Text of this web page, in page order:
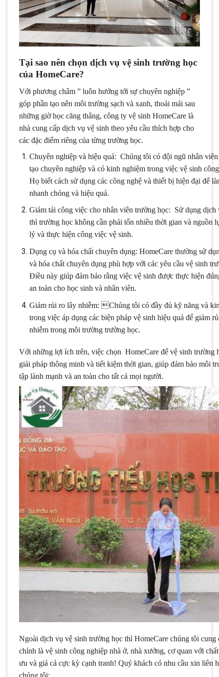
Tại sao nên chọn dịch vụ vệ sinh trường học
của HomeCare?
Với phương châm ” luôn hướng tới sự chuyên nghiệp ”
góp phần tạo nên môi trường sạch và xanh, thoải mái sau
những giờ học căng thẳng, công ty vệ sinh HomeCare là
nhà cung cấp dịch vụ vệ sinh theo yêu cầu thích hợp cho
các đặc điểm riêng của từng trường học.
Chuyên nghiệp và hiệu quả: Chúng tôi có đội ngũ nhân
tạo chuyên nghiệp và có kinh nghiệm trong việc vệ sinh
Họ biết cách sử dụng các công nghệ và thiết bị hiện đại để
nhanh chóng và hiệu quả.
Giảm tải công việc cho nhân viên trường học: Sử dụng dịch
thì trường học không cần phải tốn nhiều thời gian và nguồn
lý và thực hiện công việc vệ sinh.
Dụng cụ và hóa chất chuyên dụng: HomeCare thường sử
và hóa chất chuyên dụng phù hợp với các yêu cầu vệ sinh
Điều này giúp đảm bảo rằng việc vệ sinh được thực hiện
an toàn cho học sinh và nhân viên.
Giảm rủi ro lây nhiễm: Chúng tôi có đầy đủ kỹ năng và
trong việc áp dụng các biện pháp vệ sinh hiệu quả để giảm
nhiễm trong môi trường trường học.
Với những lợi ích trên, việc chọn HomeCare để vệ sinh trường
giải pháp thông minh và tiết kiệm thời gian, giúp đảm bảo môi
tập lành mạnh và an toàn cho tất cả mọi người.
Ngoài dịch vụ vệ sinh trường học thì HomeCare chúng tôi cung
chính là vệ sinh công nghiệp nhà ở, nhà xưởng, cơ quan với
ưu và giá cả cực kỳ cạnh tranh! Quý khách có nhu cầu xin liên
chúng tôi: